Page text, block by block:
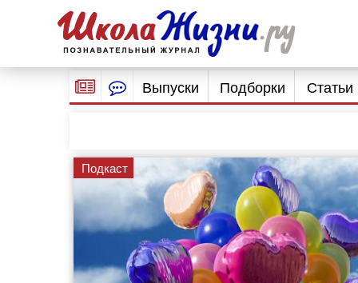
Выпуски Подборки Статьи
Подкаст